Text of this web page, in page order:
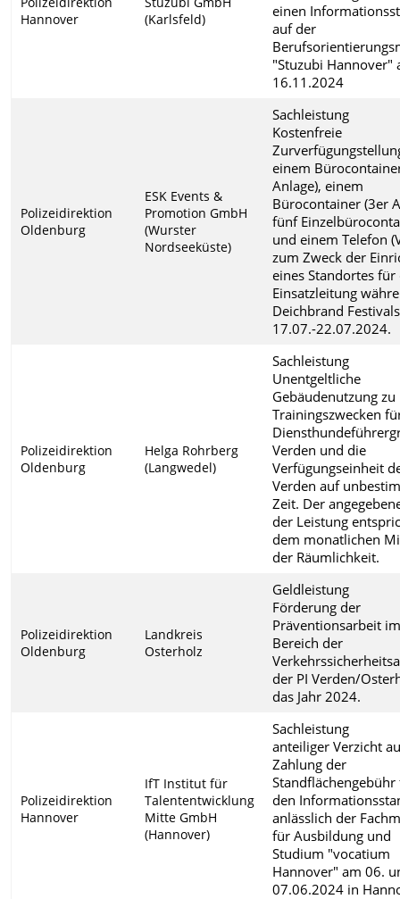
Hannover
(Karlsfeld)
einen
auf der
"Stuzubi Hannover"
16.11.2024
Polizeidirektion
Oldenburg
ESK Events &
Promotion GmbH
(Wurster
Nordseeküste)
Sachleistung
Kostenfreie
einem
Anlage), einem
Bürocontainer (3er
fünf
und einem Telefon
zum Zweck der
eines Standortes für
Einsatzleitung
Deichbrand
17.07.-22.07.2024.
Polizeidirektion
Oldenburg
Helga Rohrberg
(Langwedel)
Sachleistung
Unentgeltliche
Gebäudenutzung zu
Trainingszwecken
Verden und die
Verfügungseinheit
Verden auf
Zeit. Der
der Leistung
dem monatlichen
der Räumlichkeit.
Polizeidirektion
Oldenburg
Landkreis
Osterholz
Geldleistung
Förderung der
Präventionsarbeit
Bereich der
der PI Verden/
das Jahr 2024.
Polizeidirektion
Hannover
IfT Institut für
Talententwicklung
Mitte GmbH
(Hannover)
Sachleistung
anteiliger Verzicht
Zahlung der
den
anlässlich der
für Ausbildung und
Studium "vocatium
Hannover" am 06.
07.06.2024 in